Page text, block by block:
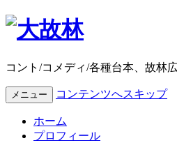
コント/コメディ/各種台本、故林
メニュー コンテンツへスキップ
ホーム
プロフィール